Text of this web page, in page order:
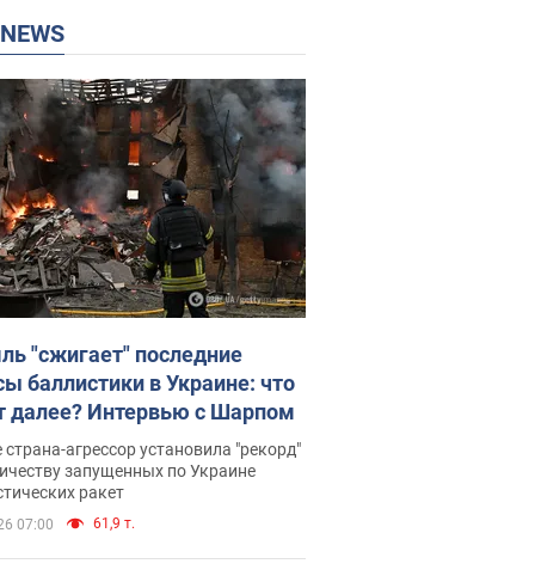
NEWS
"сжигает" последние
баллистики в Украине: что
далее? Интервью с Шарпом
агрессор установила "рекорд"
запущенных по Украине
ракет
07:00 61,9 т.